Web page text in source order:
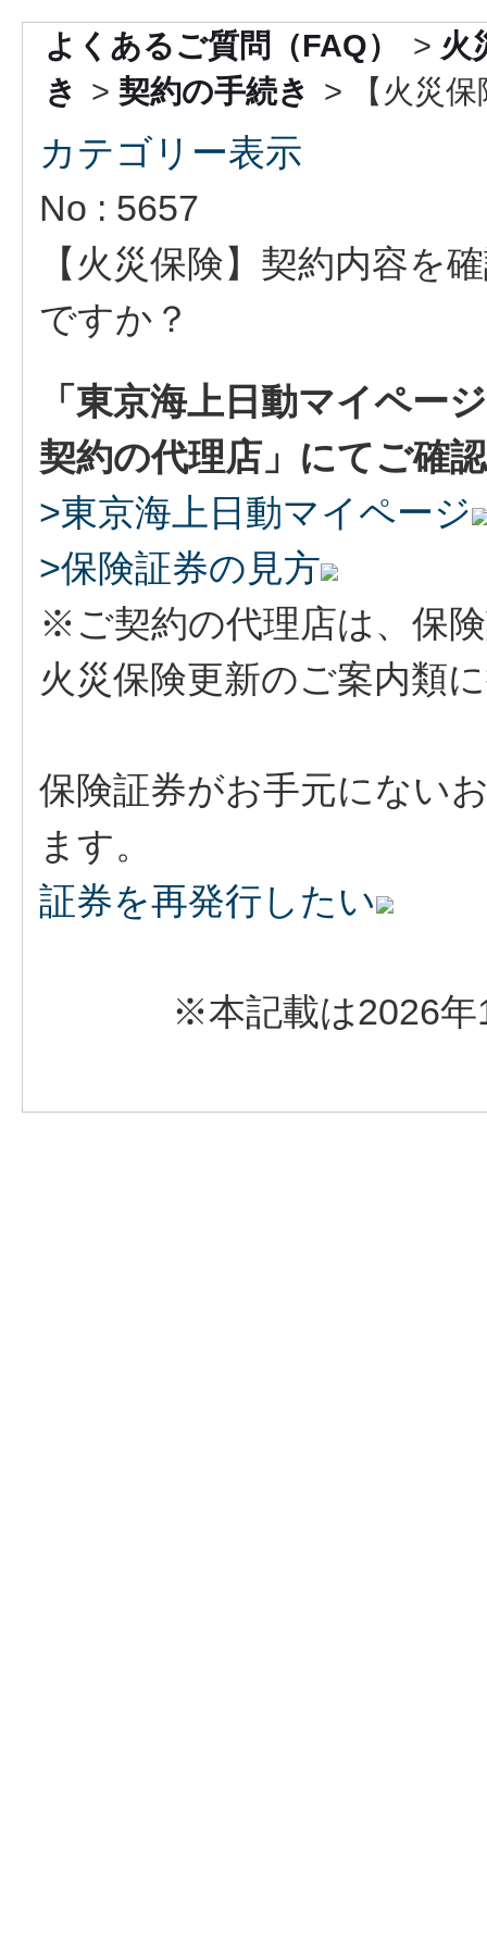
よくあるご質問（FAQ） > 火
き > 契約の手続き > 【火災
カテゴリー表示
No : 5657
【火災保険】契約内容を
ですか？
「東京海上日動マイペー
契約の代理店」にてご確
>東京海上日動マイページ
>保険証券の見方
※ご契約の代理店は、保
火災保険更新のご案内類
保険証券がお手元にない
ます。
証券を再発行したい
※本記載は2026年